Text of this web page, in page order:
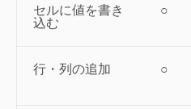
セルに値を書き
込む
○
行・列の追加 ○